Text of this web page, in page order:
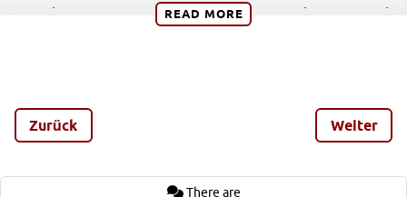
Neujahrsvorsätzen. Sie haben alle ihre Berechtigung. Doch
Spaß und eine gewisse Pflicht miteinander verbinden?
gute Vorsätze rund um dein Bike und dich vor.
READ MORE
Zurück Weiter